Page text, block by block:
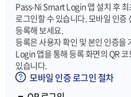
Pass-Ni Smart Login 앱 설치 후
로그인할 수 있습니다. 모바일 인증
등록해 보세요.
등록은 사용자 확인 및 본인 인증
Login 앱을 통해 등록 화면의 QR
있습니다.
모바일 인증 로그인 절차